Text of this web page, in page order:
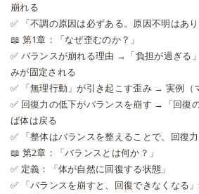
崩れる
✅
「不調の原因は必ずある。原因不明はあり
📖 第1章：「なぜ歪むのか？」
✅ バランスが崩れる理由 →「負担が過ぎる
みが固定される
✅
「無理行動」が引き起こす歪み → 実例（
✅ 回復力の低下がバランスを崩す →「回復
ば体は戻る
✅
「整体はバランスを整えることで、回復
📖 第2章：「バランスとは何か？」
✅ 定義：「体が自然に回復する状態」
✅
「バランスを崩すと、回復できなくなる